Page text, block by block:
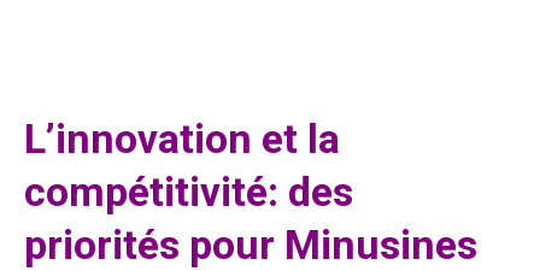
L’innovation et la
compétitivité: des
priorités pour Minusines